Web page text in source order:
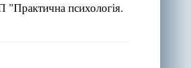
"Практична психологія.